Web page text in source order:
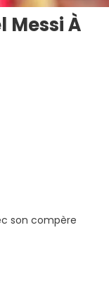
Messi À
son compère